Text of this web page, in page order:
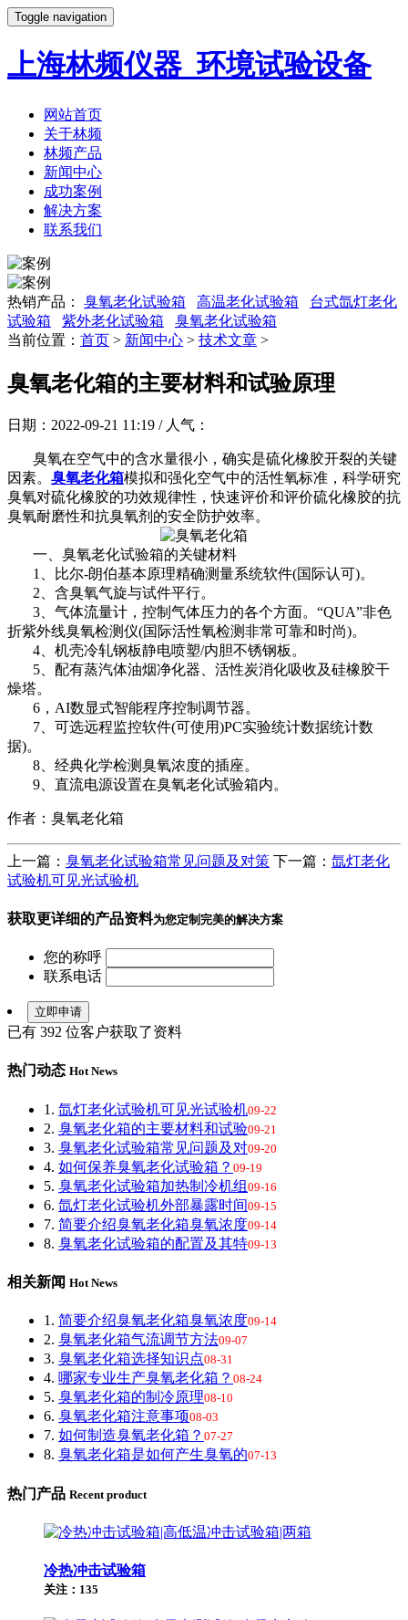
Toggle navigation
上海林频仪器_环境试验设备
网站首页
关于林频
林频产品
新闻中心
成功案例
解决方案
联系我们
热销产品： 臭氧老化试验箱 高温老化试验箱
台式氙灯老化
试验箱
紫外老化试验箱
臭氧老化试验箱
当前位置： 首页 > 新闻中心 > 技术文章 >
臭氧老化箱的主要材料和试验原理
日期：2022-09-21 11:19 / 人气：
臭氧在空气中的含水量很小，确实是硫化橡胶开裂的关键
因素。 臭氧老化箱模拟和强化空气中的活性氧标准，科学研究
臭氧对硫化橡胶的功效规律性，快速评价和评价硫化橡胶的抗
臭氧耐磨性和抗臭氧剂的安全防护效率。
一、臭氧老化试验箱的关键材料
1、比尔-朗伯基本原理精确测量系统软件(国际认可)。
2、含臭氧气旋与试件平行。
3、气体流量计，控制气体压力的各个方面。“QUA”非色
折紫外线臭氧检测仪(国际活性氧检测非常可靠和时尚)。
4、机壳冷轧钢板静电喷塑/内胆不锈钢板。
5、配有蒸汽体油烟净化器、活性炭消化吸收及硅橡胶干
燥塔。
6，AI数显式智能程序控制调节器。
7、可选远程监控软件(可使用)PC实验统计数据统计数
据)。
8、经典化学检测臭氧浓度的插座。
9、直流电源设置在臭氧老化试验箱内。
作者：臭氧老化箱
上一篇： 臭氧老化试验箱常见问题及对策 下一篇： 氙灯老化
试验机可见光试验机
获取更详细的产品资料为您定制完美的解决方案
您的称呼
联系电话
已有 392 位客户获取了资料
热门动态 Hot News
1. 氙灯老化试验机可见光试验机09-22
2. 臭氧老化箱的主要材料和试验09-21
3. 臭氧老化试验箱常见问题及对09-20
4. 如何保养臭氧老化试验箱？ 09-19
5. 臭氧老化试验箱加热制冷机组 09-16
6. 氙灯老化试验机外部暴露时间09-15
7. 简要介绍臭氧老化箱臭氧浓度09-14
8. 臭氧老化试验箱的配置及其特09-13
相关新闻 Hot News
1. 简要介绍臭氧老化箱臭氧浓度09-14
2. 臭氧老化箱气流调节方法09-07
3. 臭氧老化箱选择知识点08-31
4. 哪家专业生产臭氧老化箱？ 08-24
5. 臭氧老化箱的制冷原理08-10
6. 臭氧老化箱注意事项08-03
7. 如何制造臭氧老化箱？ 07-27
8. 臭氧老化箱是如何产生臭氧的07-13
热门产品 Recent product
冷热冲击试验箱
关注：135